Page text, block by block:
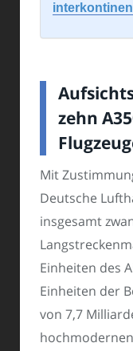
zehn
Mit
Deutsche
insgesamt
Einheiten des
Einheiten der
von 7,7